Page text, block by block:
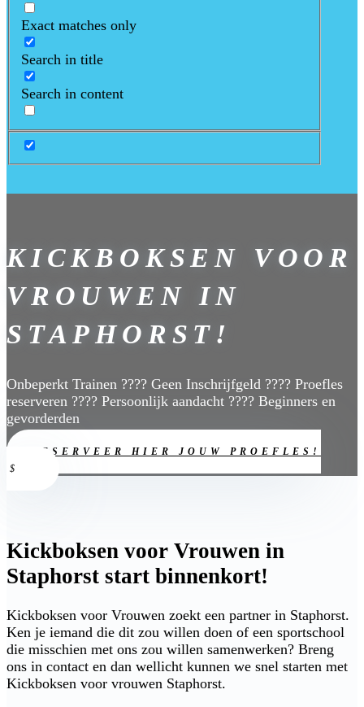
Exact matches only
Search in title
Search in content
KICKBOKSEN VOOR
VROUWEN IN
STAPHORST!
Onbeperkt Trainen ???? Geen Inschrijfgeld ???? Proefles
reserveren ???? Persoonlijk aandacht ???? Beginners en
gevorderden
RESERVEER HIER JOUW PROEFLES!
Kickboksen voor Vrouwen in
Staphorst start binnenkort!
Kickboksen voor Vrouwen zoekt een partner in Staphorst.
Ken je iemand die dit zou willen doen of een sportschool
die misschien met ons zou willen samenwerken? Breng
ons in contact en dan wellicht kunnen we snel starten met
Kickboksen voor vrouwen Staphorst.